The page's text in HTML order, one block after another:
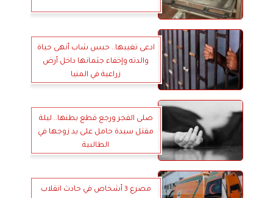
ادعى تغيبها.. حبس شاب أنهى حياة
والدته وإخفاء جثمانها داخل أرض
زراعية في المنيا
صلى الفجر ورجع قطع بطنها.. ليلة
مقتل سيدة حامل على يد زوجها في
الطالبية
مصرع 3 أشخاص في حادث انقلاب